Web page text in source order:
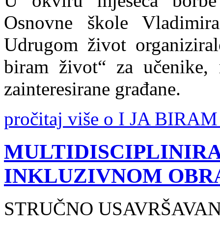
Osnovne škole
Udrugom život
biram život“ za
zainteresirane građane.
pročitaj više o I JA
INKLUZIVNOM
STRUČNO